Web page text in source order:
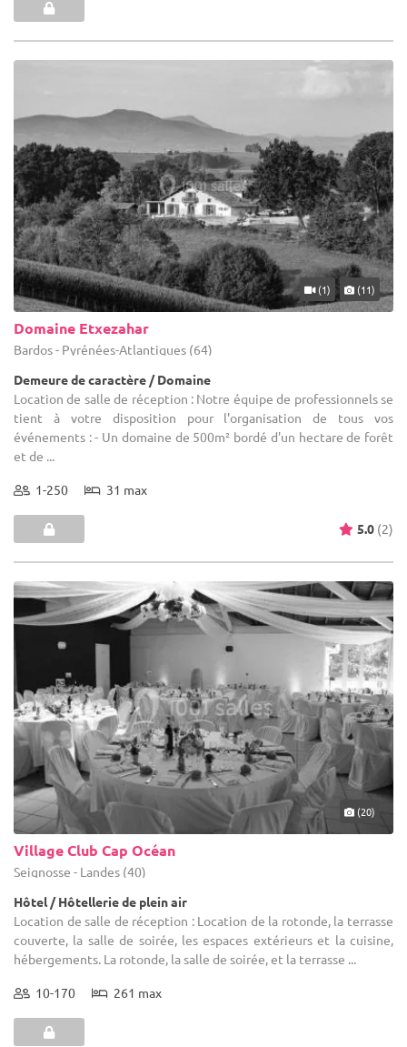
(1) (11)
Domaine Etxezahar
Bardos - Pyrénées-Atlantiques (64)
Demeure de caractère / Domaine
Location de salle de réception : Notre équipe de professionnels se
tient à votre disposition pour l'organisation de tous vos
événements : - Un domaine de 500m² bordé d'un hectare de forêt
et de ...
1-250 31 max
5.0 (2)
(20)
Village Club Cap Océan
Seignosse - Landes (40)
Hôtel / Hôtellerie de plein air
Location de salle de réception : Location de la rotonde, la terrasse
couverte, la salle de soirée, les espaces extérieurs et la cuisine,
hébergements. La rotonde, la salle de soirée, et la terrasse ...
10-170 261 max